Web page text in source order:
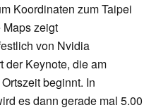
Koordinaten zum Taipei
zeigt
von Nvidia
der Keynote, die am
beginnt. In
es dann gerade mal 5.00